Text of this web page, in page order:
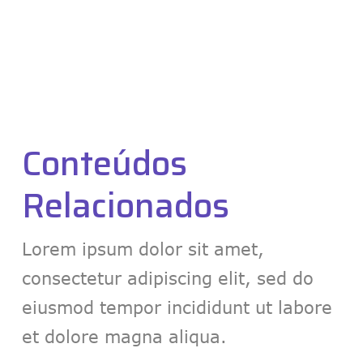
Conteúdos
Relacionados
Lorem ipsum dolor sit amet,
consectetur adipiscing elit, sed do
eiusmod tempor incididunt ut labore
et dolore magna aliqua.